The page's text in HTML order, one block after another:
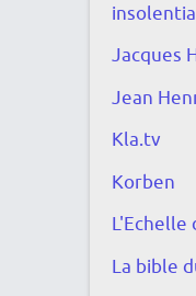
Jacques
Jean
Kla.tv
Korben
L'Echelle
La bible